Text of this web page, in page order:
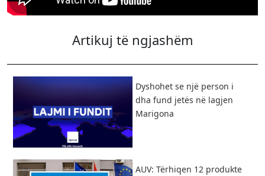
Artikuj të ngjashëm
Dyshohet se një person i
dha fund jetës në lagjen
Marigona
AUV: Tërhiqen 12 produkte